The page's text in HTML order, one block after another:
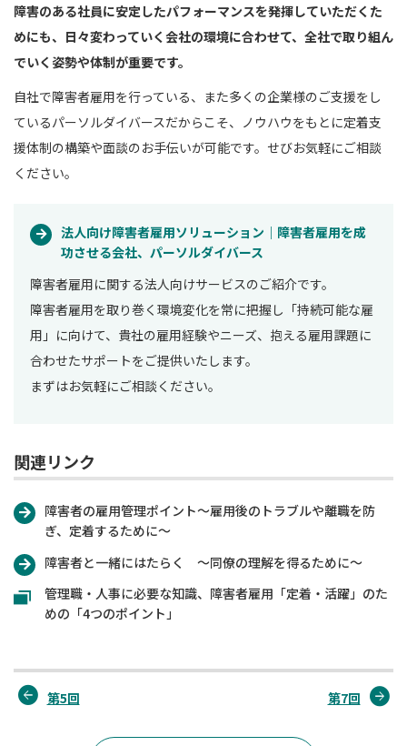
障害のある社員に安定したパフォーマンスを発揮していただくた
めにも、日々変わっていく会社の環境に合わせて、全社で取り組ん
でいく姿勢や体制が重要です。
自社で障害者雇用を行っている、また多くの企業様のご支援をし
ているパーソルダイバースだからこそ、ノウハウをもとに定着支
援体制の構築や面談のお手伝いが可能です。せびお気軽にご相談
ください。
法人向け障害者雇用ソリューション｜障害者雇用を成
功させる会社、パーソルダイバース
障害者雇用に関する法人向けサービスのご紹介です。
障害者雇用を取り巻く環境変化を常に把握し「持続可能な雇
用」に向けて、貴社の雇用経験やニーズ、抱える雇用課題に
合わせたサポートをご提供いたします。
まずはお気軽にご相談ください。
関連リンク
障害者の雇用管理ポイント～雇用後のトラブルや離職を防
ぎ、定着するために～
障害者と一緒にはたらく ～同僚の理解を得るために～
管理職・人事に必要な知識、障害者雇用「定着・活躍」のた
めの「4つのポイント」
第5回 第7回